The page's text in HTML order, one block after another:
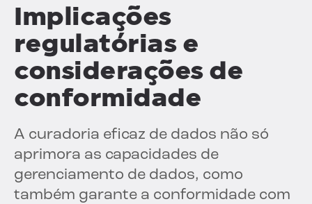
Implicações
regulatórias e
considerações de
conformidade
A curadoria eficaz de dados não só
aprimora as capacidades de
gerenciamento de dados, como
também garante a conformidade com